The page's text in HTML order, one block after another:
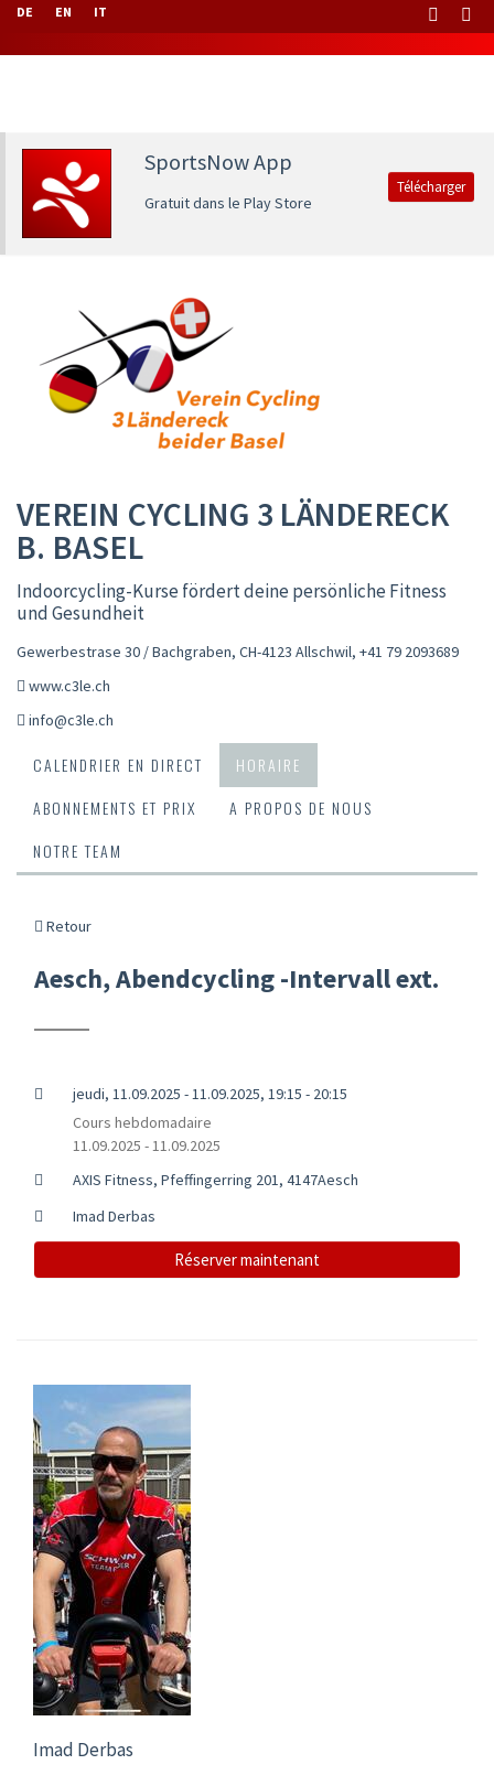
DE EN IT
SportsNow App
Gratuit dans le Play Store
Télécharger
VEREIN CYCLING 3 LÄNDERECK
B. BASEL
Indoorcycling-Kurse fördert deine persönliche Fitness
und Gesundheit
Gewerbestrase 30 / Bachgraben, CH-4123 Allschwil, +41 79 2093689
www.c3le.ch
info@c3le.ch
CALENDRIER EN DIRECT
HORAIRE
ABONNEMENTS ET PRIX
A PROPOS DE NOUS
NOTRE TEAM
Retour
Aesch, Abendcycling -Intervall ext.
jeudi, 11.09.2025 - 11.09.2025, 19:15 - 20:15
Cours hebdomadaire
11.09.2025 - 11.09.2025
AXIS Fitness, Pfeffingerring 201, 4147Aesch
Imad Derbas
Réserver maintenant
Imad Derbas